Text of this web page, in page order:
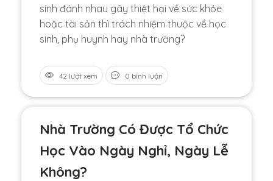
sinh đánh nhau gây thiệt hại về sức khỏe
hoặc tài sản thì trách nhiệm thuộc về học
sinh, phụ huynh hay nhà trường?
42 lượt xem 0 bình luận
Nhà Trường Có Được Tổ Chức
Học Vào Ngày Nghỉ, Ngày Lễ
Không?